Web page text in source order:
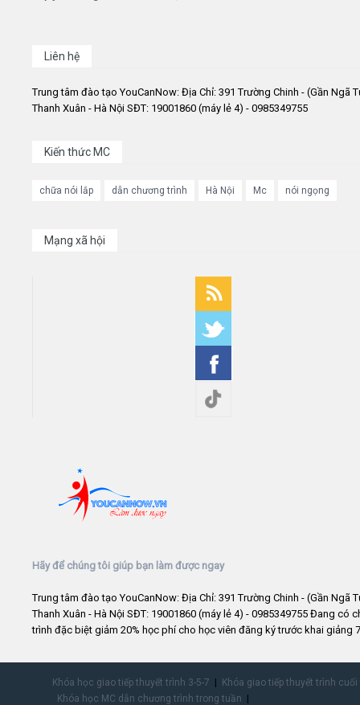
Liên hệ
Trung tâm đào tạo YouCanNow: Địa Chỉ: 391 Trường Chinh - (Gần Ngã
Thanh Xuân - Hà Nội SĐT: 19001860 (máy lẻ 4) - 0985349755
Kiến thức MC
chữa nói lắp dẫn chương trình Hà Nội Mc nói ngọng
Mạng xã hội
Hãy để chúng tôi giúp bạn làm được ngay
Trung tâm đào tạo YouCanNow: Địa Chỉ: 391 Trường Chinh - (Gần Ngã
Thanh Xuân - Hà Nội SĐT: 19001860 (máy lẻ 4) - 0985349755 Đang có
trình đặc biệt giảm 20% học phí cho học viên đăng ký trước khai giảng
Khóa học giao tiếp thuyết trình 3-5-7
Khóa giao tiếp thuyết trình
Khóa học MC dẫn chương trình trong tuần